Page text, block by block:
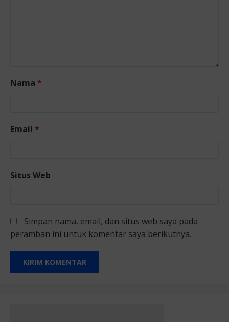
Nama *
Email *
Situs Web
Simpan nama, email, dan situs web saya pada
peramban ini untuk komentar saya berikutnya.